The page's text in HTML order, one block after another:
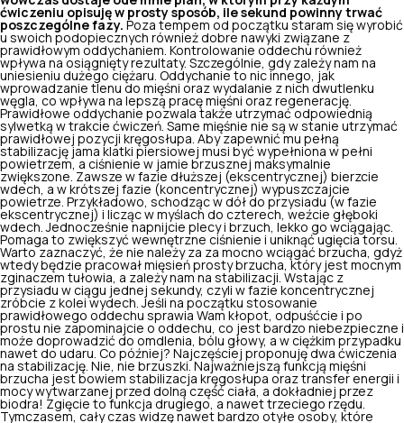
ćwiczeniu opisuję w prosty sposób, ile sekund powinny trwać
poszczególne fazy. Poza tempem od początku staram się wyrobić
u swoich podopiecznych również dobre nawyki związane z
prawidłowym oddychaniem. Kontrolowanie oddechu również
wpływa na osiągnięty rezultaty. Szczególnie, gdy zależy nam na
uniesieniu dużego ciężaru. Oddychanie to nic innego, jak
wprowadzanie tlenu do mięśni oraz wydalanie z nich dwutlenku
węgla, co wpływa na lepszą pracę mięśni oraz regenerację.
Prawidłowe oddychanie pozwala także utrzymać odpowiednią
sylwetką w trakcie ćwiczeń. Same mięśnie nie są w stanie utrzymać
prawidłowej pozycji kręgosłupa. Aby zapewnić mu pełną
stabilizację jama klatki piersiowej musi być wypełniona w pełni
powietrzem, a ciśnienie w jamie brzusznej maksymalnie
zwiększone. Zawsze w fazie dłuższej (ekscentrycznej) bierzcie
wdech, a w krótszej fazie (koncentrycznej) wypuszczajcie
powietrze. Przykładowo, schodząc w dół do przysiadu (w fazie
ekscentrycznej) i licząc w myślach do czterech, weźcie głęboki
wdech. Jednocześnie napnijcie plecy i brzuch, lekko go wciągając.
Pomaga to zwiększyć wewnętrzne ciśnienie i uniknąć ugięcia torsu.
Warto zaznaczyć, że nie należy za za mocno wciągać brzucha, gdyż
wtedy będzie pracował mięsień prosty brzucha, który jest mocnym
zginaczem tułowia, a zależy nam na stabilizacji. Wstając z
przysiadu w ciągu jednej sekundy, czyli w fazie koncentrycznej
zróbcie z kolei wydech. Jeśli na początku stosowanie
prawidłowego oddechu sprawia Wam kłopot, odpuśćcie i po
prostu nie zapominajcie o oddechu, co jest bardzo niebezpieczne i
może doprowadzić do omdlenia, bólu głowy, a w ciężkim przypadku
nawet do udaru. Co później? Najczęściej proponuję dwa ćwiczenia
na stabilizację. Nie, nie brzuszki. Najważniejszą funkcją mięśni
brzucha jest bowiem stabilizacja kręgosłupa oraz transfer energii i
mocy wytwarzanej przed dolną część ciała, a dokładniej przez
biodra! Zgięcie to funkcja drugiego, a nawet trzeciego rzędu.
Tymczasem, cały czas widzę nawet bardzo otyłe osoby, które